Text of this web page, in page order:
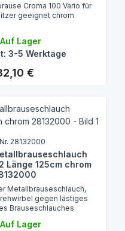
Croma 100 Vario für
Durchlauferhitzer geeignet chrom
Auf Lager
3-5 Werktage
Preis:
€
28132000
Länge 125cm chrom
Metallbrauseschlauch,
gegen lästiges
Brauseschlauches
Auf Lager